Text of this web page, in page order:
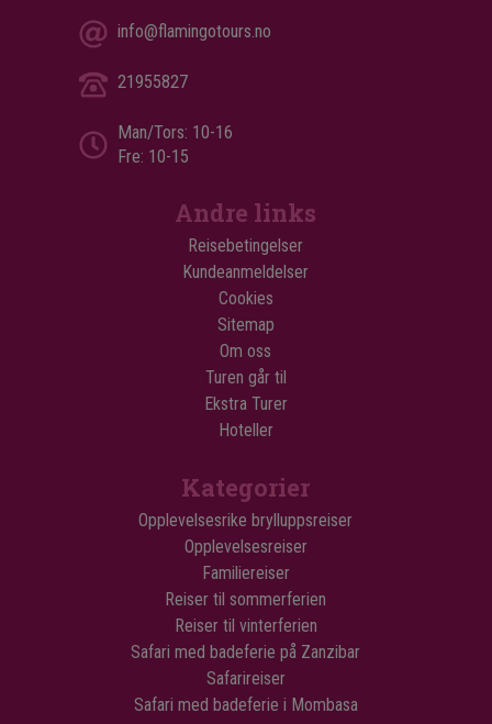
info@flamingotours.no
21955827
Man/Tors: 10-16
Fre: 10-15
Andre links
Reisebetingelser
Kundeanmeldelser
Cookies
Sitemap
Om oss
Turen går til
Ekstra Turer
Hoteller
Kategorier
Opplevelsesrike brylluppsreiser
Opplevelsesreiser
Familiereiser
Reiser til sommerferien
Reiser til vinterferien
Safari med badeferie på Zanzibar
Safarireiser
Safari med badeferie i Mombasa